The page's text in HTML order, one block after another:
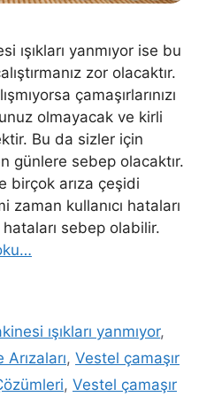
ışıkları yanmıyor ise bu
zor olacaktır.
çamaşırlarınızı
olmayacak ve kirli
Bu da sizler için
günlere sebep olacaktır.
birçok arıza çeşidi
zaman kullanıcı hataları
sebep olabilir.
ışıkları yanmıyor,
, Vestel çamaşır
, Vestel çamaşır